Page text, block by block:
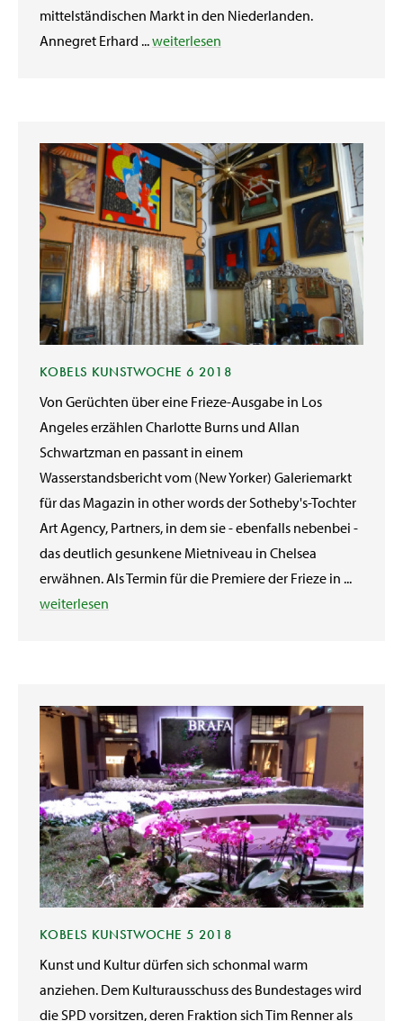
mittelständischen Markt in den Niederlanden.
Annegret Erhard ...weiterlesen
KOBELS KUNSTWOCHE 6 2018
Von Gerüchten über eine Frieze-Ausgabe in Los
Angeles erzählen Charlotte Burns und Allan
Schwartzman en passant in einem
Wasserstandsbericht vom (New Yorker) Galeriemarkt
für das Magazin in other words der Sotheby's-Tochter
Art Agency, Partners, in dem sie - ebenfalls nebenbei -
das deutlich gesunkene Mietniveau in Chelsea
erwähnen. Als Termin für die Premiere der Frieze in ...
weiterlesen
KOBELS KUNSTWOCHE 5 2018
Kunst und Kultur dürfen sich schonmal warm
anziehen. Dem Kulturausschuss des Bundestages wird
die SPD vorsitzen, deren Fraktion sich Tim Renner als